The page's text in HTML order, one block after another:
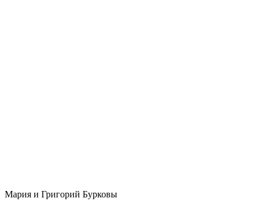
Мария и Григорий Бурковы